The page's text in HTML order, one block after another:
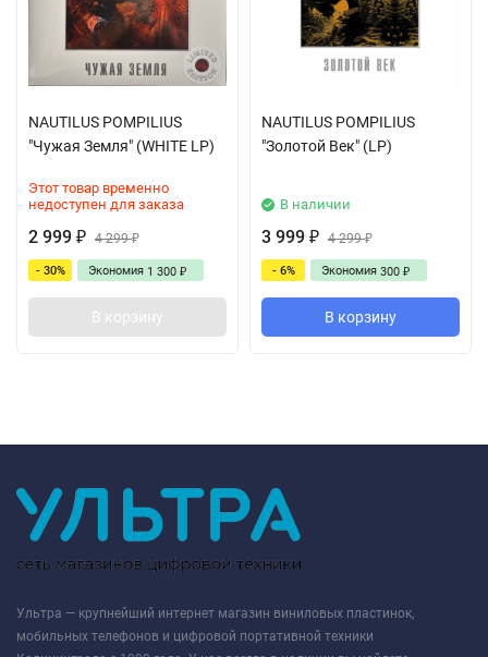
NAUTILUS POMPILIUS
"Чужая Земля" (WHITE LP)
Этот товар временно
недоступен для заказа
2 999 ₽ 4 299₽
- 30% Экономия 1 300 ₽
В корзину
NAUTILUS POMPILIUS
"Золотой Век" (LP)
В наличии
3 999 ₽ 4 299₽
- 6% Экономия 300 ₽
В корзину
Ультра — крупнейший интернет магазин виниловых пластинок,
мобильных телефонов и цифровой портативной техники